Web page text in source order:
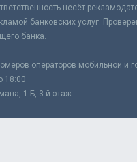
несёт
банковских услуг.
банка.
операторов мобильной и
18:00
1-Б, 3-й этаж